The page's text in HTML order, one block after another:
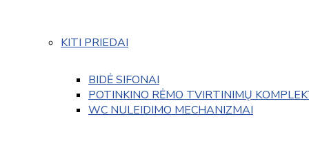
KITI PRIEDAI
BIDĖ SIFONAI
POTINKINO RĖMO TVIRTINIMŲ
WC NULEIDIMO MECHANIZMAI